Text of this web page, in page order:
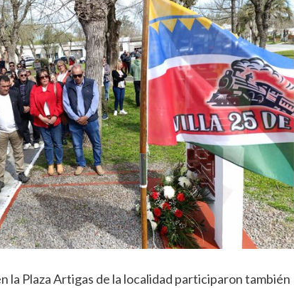
la Plaza Artigas de la localidad participaron también